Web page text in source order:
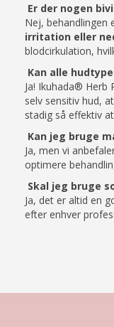
Er der nogen
Nej, behandlingen
irritation eller
blodcirkulation,
Kan alle
Ja! Ikuhada® Herb
selv sensitiv hud,
stadig så effektiv
Kan jeg bruge
Ja, men vi
optimere
Skal jeg bruge
Ja, det er altid en
efter enhver